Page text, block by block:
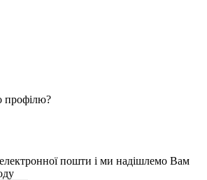
профілю?
електронної пошти і ми надішлемо Вам